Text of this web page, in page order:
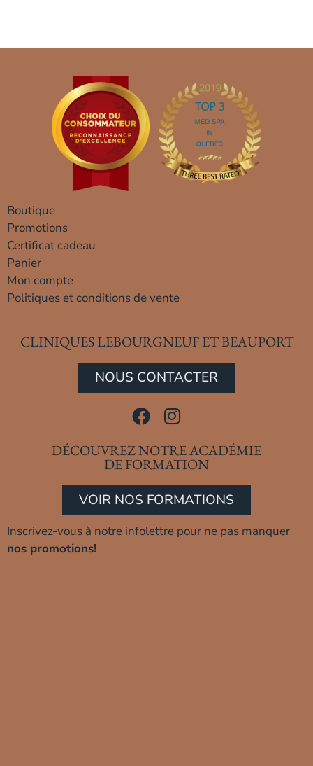
Boutique
Promotions
Certificat cadeau
Panier
Mon compte
Politiques et conditions de vente
CLINIQUES LEBOURGNEUF ET BEAUPORT
NOUS CONTACTER
DÉCOUVREZ NOTRE ACADÉMIE
DE FORMATION
VOIR NOS FORMATIONS
Inscrivez-vous à notre infolettre pour ne pas manquer
nos promotions!